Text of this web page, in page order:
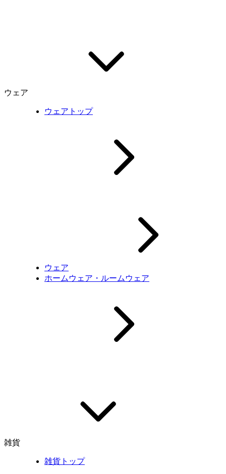
ウェア
ウェアトップ
ウェア
ホームウェア・ルームウェア
雑貨
雑貨トップ